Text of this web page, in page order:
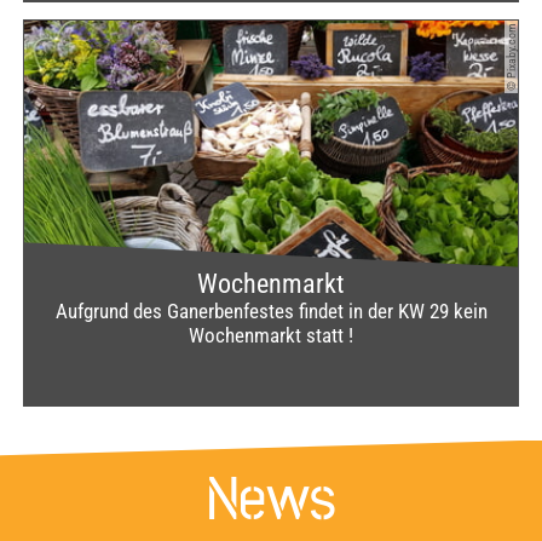
Wochenmarkt
Aufgrund des Ganerbenfestes findet in der KW 29 kein
Wochenmarkt statt !
© Pixaby.com
News